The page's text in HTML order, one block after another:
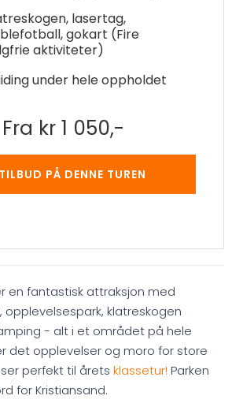
lasertag,
gokart (Fire
aktiviteter)
under hele oppholdet
Fra kr 1 050,-
PÅ DENNE TUREN
en fantastisk attraksjon med
opplevelsespark, klatreskogen
- alt i et området på hele
det opplevelser og moro for store
perfekt til årets klassetur! Parken
for Kristiansand.